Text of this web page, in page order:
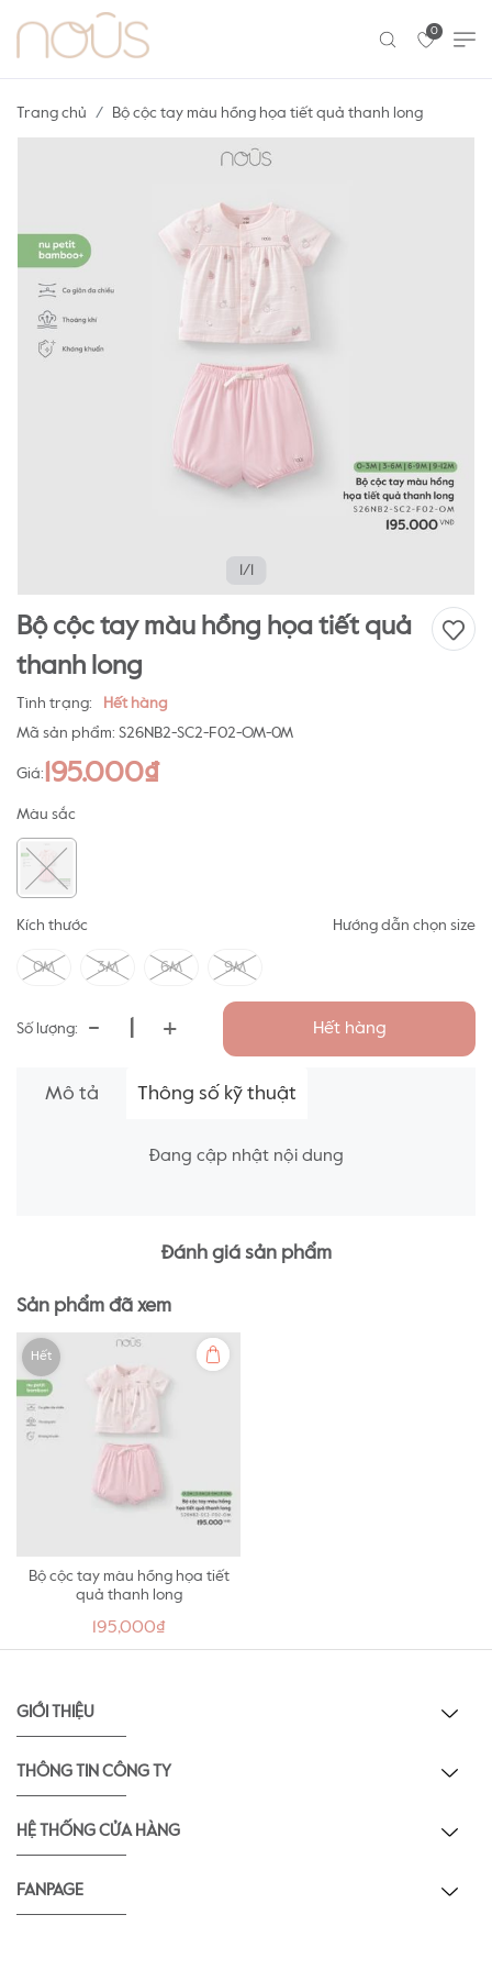
0
Trang chủ Bộ cộc tay màu hồng họa tiết quả thanh long
1/1
Bộ cộc tay màu hồng họa tiết quả
thanh long
Tình trạng:
Hết hàng
Mã sản phẩm: S26NB2-SC2-F02-OM-0M
Giá: 195.000₫
Màu sắc
Kích thước Hướng dẫn chọn size
0M 3M 6M 9M
Số lượng: - + Hết hàng
Mô tả Thông số kỹ thuật
Đang cập nhật nội dung
Đánh giá sản phẩm
Sản phẩm đã xem
Hết
Bộ cộc tay màu hồng họa tiết
quả thanh long
195,000₫
GIỚI THIỆU
THÔNG TIN CÔNG TY
HỆ THỐNG CỬA HÀNG
FANPAGE